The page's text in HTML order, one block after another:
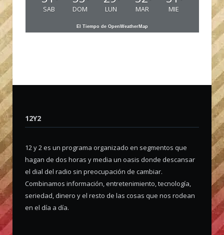
SAB DOM LUN MAR MIE
El Tiempo de OpenWeatherMap
12Y2
12 y 2 es un programa organizado en segmentos que
hagan de dos horas y media un oasis donde descansar
el dial del radio sin preocupación de cambiar.
Combinamos información, entretenimiento, tecnología,
seriedad, dinero y el resto de las cosas que nos rodean
en el día a día.